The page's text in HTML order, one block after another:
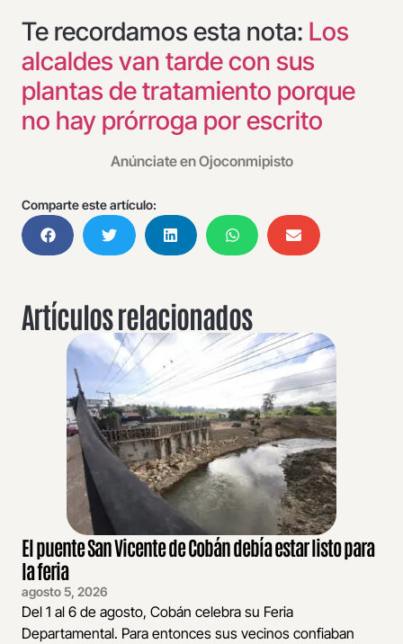
Te recordamos esta nota: Los
alcaldes van tarde con sus
plantas de tratamiento porque
no hay prórroga por escrito
Anúnciate en Ojoconmipisto
Comparte este artículo:
Artículos relacionados
El puente San Vicente de Cobán debía estar listo para
la feria
agosto 5, 2026
Del 1 al 6 de agosto, Cobán celebra su Feria
Departamental. Para entonces sus vecinos confiaban